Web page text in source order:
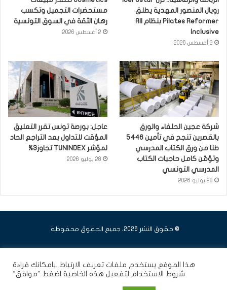
رويال المنصور المهدية يطلق
Pilates Reformer بنظام All
Inclusive
2 أغسطس 2026
مستحضرات التجميل وتكسب
رهان الثقة في السوق التونسية
2 أغسطس 2026
شركة عجين الحلفاء والورق
بالقصرين تنجح في تأمين 5446
طنا من ورق الكتاب المدرسي
وتؤمّن كامل حاجيات الكتاب
المدرسي التونسي
28 يوليو 2026
عاجل: بورصة تونس تقرر التعليق
المؤقت للتداول بعد التراجع الحاد
لمؤشر TUNINDEX تجاوز3%
28 يوليو 2026
© حقوق النشر 2026، جميع الحقوق محفوظة
هذا الموقع يستخدم ملفات تعريف الارتباط .بامكانك قراءة
شروط الاستخدام لتفعيل هذه الخاصية اضغط "موافق"